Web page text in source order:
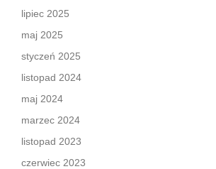
lipiec 2025
maj 2025
styczeń 2025
listopad 2024
maj 2024
marzec 2024
listopad 2023
czerwiec 2023